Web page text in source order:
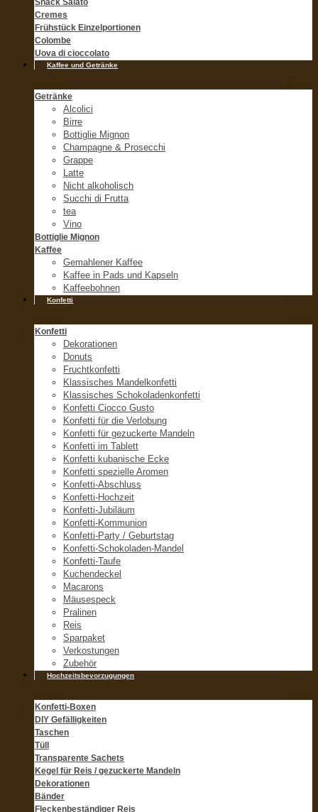
Snack Salato
Cremes
Frühstück Einzelportionen
Colombe
Uova di cioccolato
Kaffee und Getränke
Getränke
Alcolici
Birre
Bottiglie Mignon
Champagne & Prosecchi
Grappe
Latte
Nicht alkoholisch
Succhi di Frutta
tea
Vino
Bottiglie Mignon
Kaffee
Gemahlener Kaffee
Kaffee in Pads und Kapseln
Kaffeebohnen
Konfetti
Konfetti
Dekorationen
Donuts
Fruchtkonfetti
Klassisches Mandelkonfetti
Klassisches Schokoladenkonfetti
Konfetti Ciocco Gusto
Konfetti für die Verlobung
Konfetti für gezuckerte Mandeln
Konfetti im Tablett
Konfetti kubanische Ecke
Konfetti spezielle Aromen
Konfetti-Abschluss
Konfetti-Hochzeit
Konfetti-Jubiläum
Konfetti-Kommunion
Konfetti-Party / Geburtstag
Konfetti-Schokoladen-Mandel
Konfetti-Taufe
Kuchendeckel
Macarons
Mäusespeck
Pralinen
Reis
Sparpaket
Verkostungen
Zubehör
Hochzeitsbevorzugungen
Konfetti-Boxen
DIY Gefälligkeiten
Taschen
Tüll
Transparente Sachets
Kegel für Reis / gezuckerte Mandeln
Dekorationen
Bänder
Fleckenbeständiger Reis